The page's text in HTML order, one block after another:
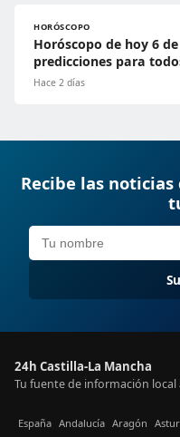
HORÓSCOPO
Horóscopo de hoy 6
predicciones para
Hace 2 días
Recibe las
24h Castilla-La Mancha
Tu fuente de información local
España Andalucía Aragón